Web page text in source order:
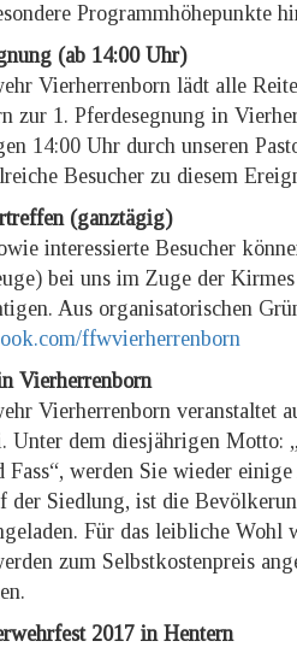
Programmhöhepunkte
(ab 14:00 Uhr)
Vierherrenborn lädt alle
zur 1. Pferdesegnung in
14:00 Uhr durch unseren
Besucher zu diesem
(ganztägig)
interessierte Besucher
bei uns im Zuge der
Aus organisatorischen
ffwvierherrenborn
Vierherrenborn
Vierherrenborn veranstaltet
Unter dem diesjährigen Motto:
Fass“, werden Sie wieder
der Siedlung, ist die
Für das leibliche Wohl
zum Selbstkostenpreis
2017 in Hentern